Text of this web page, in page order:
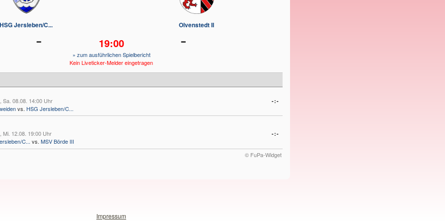
HSG Jersleben/C... Olvenstedt II
- 19:00 -
» zum ausführlichen Spielbericht
Kein Liveticker-Melder eingetragen
Sa. 08.08. 14:00 Uhr
vs. HSG Jersleben/C...
-:-
Mi. 12.08. 19:00 Uhr
C... vs. MSV Börde III
-:-
© FuPa-Widget
Impressum